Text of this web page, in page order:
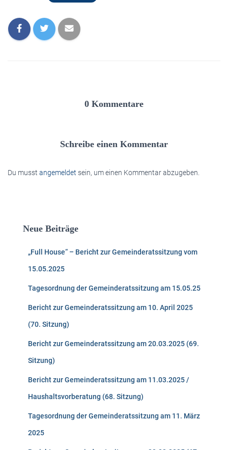
0 Kommentare
Schreibe einen Kommentar
Du musst angemeldet sein, um einen Kommentar abzugeben.
Neue Beiträge
„Full House“ – Bericht zur Gemeinderatssitzung vom
15.05.2025
Tagesordnung der Gemeinderatssitzung am 15.05.25
Bericht zur Gemeinderatssitzung am 10. April 2025
(70. Sitzung)
Bericht zur Gemeinderatssitzung am 20.03.2025 (69.
Sitzung)
Bericht zur Gemeinderatssitzung am 11.03.2025 /
Haushaltsvorberatung (68. Sitzung)
Tagesordnung der Gemeinderatssitzung am 11. März
2025